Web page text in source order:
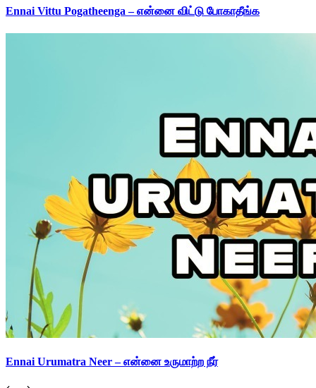
Ennai Vittu Pogatheenga – என்னை விட்டு போகாதீங்க
Ennai Urumatra Neer – என்னை உருமாற்ற நீர்